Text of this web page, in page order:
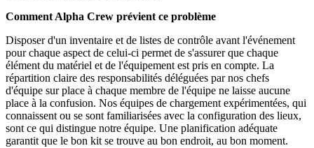
Comment Alpha Crew prévient ce problème
Disposer d'un inventaire et de listes de contrôle avant l'événement
pour chaque aspect de celui-ci permet de s'assurer que chaque
élément du matériel et de l'équipement est pris en compte. La
répartition claire des responsabilités déléguées par nos chefs
d'équipe sur place à chaque membre de l'équipe ne laisse aucune
place à la confusion. Nos équipes de chargement expérimentées, qui
connaissent ou se sont familiarisées avec la configuration des lieux,
sont ce qui distingue notre équipe. Une planification adéquate
garantit que le bon kit se trouve au bon endroit, au bon moment.